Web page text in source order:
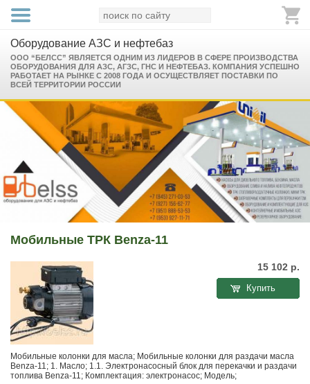
Оборудование АЗС и нефтебаз
ООО “БЕЛСС” ЯВЛЯЕТСЯ ОДНИМ ИЗ ЛИДЕРОВ В СФЕРЕ ПРОИЗВОДСТВА
ОБОРУДОВАНИЯ ДЛЯ АЗС, АГЗС, ГНС И НЕФТЕБАЗ. КОМПАНИЯ УСПЕШНО
РАБОТАЕТ НА РЫНКЕ С 2008 ГОДА И ОСУЩЕСТВЛЯЕТ ПОСТАВКИ ПО
ВСЕЙ ТЕРРИТОРИИ РОССИИ
Мобильные ТРК Benza-11
15 102 р.
Купить
Мобильные колонки для масла; Мобильные колонки для раздачи масла
Benza-11; 1. Масло; 1.1. Электронасосный блок для перекачки и раздачи
топлива Benza-11; Комплектация: электронасос; Модель;